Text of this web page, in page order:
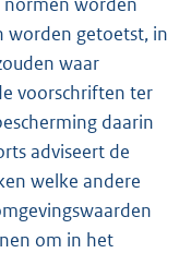
worden getoetst, in
waar
voorschriften ter
daarin
adviseert de
welke andere
om in het